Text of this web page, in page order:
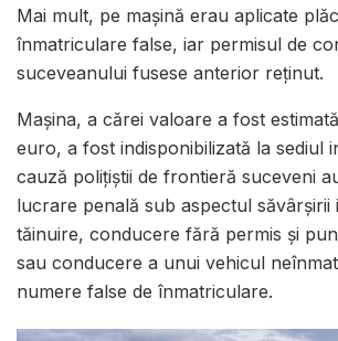
Mai mult, pe mașină erau aplicate
înmatriculare false, iar permisul de
suceveanului fusese anterior reținut.
Mașina, a cărei valoare a fost
euro, a fost indisponibilizată la sediul
cauză polițiștii de frontieră suceveni
lucrare penală sub aspectul
tăinuire, conducere fără permis și
sau conducere a unui vehicul
numere false de înmatriculare.